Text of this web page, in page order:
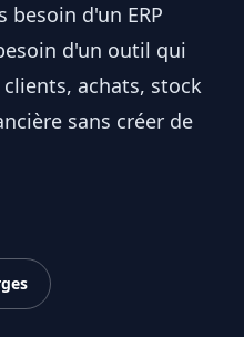
besoin d'un ERP
d'un outil qui
achats, stock
sans créer de